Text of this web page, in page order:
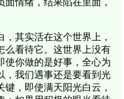
情绪，结果陷在里面，
其实活在这个世界上，
么看待它。这世界上没有
使你做的是好事，全心为
，我们遇事还是要看到光
，即使满天阳光白云，